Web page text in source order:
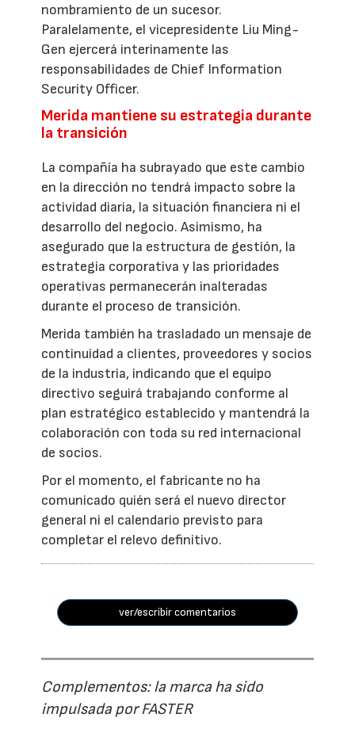
nombramiento de un sucesor.
Paralelamente, el vicepresidente Liu Ming-
Gen ejercerá interinamente las
responsabilidades de Chief Information
Security Officer.
Merida mantiene su estrategia durante
la transición
La compañía ha subrayado que este cambio
en la dirección no tendrá impacto sobre la
actividad diaria, la situación financiera ni el
desarrollo del negocio. Asimismo, ha
asegurado que la estructura de gestión, la
estrategia corporativa y las prioridades
operativas permanecerán inalteradas
durante el proceso de transición.
Merida también ha trasladado un mensaje de
continuidad a clientes, proveedores y socios
de la industria, indicando que el equipo
directivo seguirá trabajando conforme al
plan estratégico establecido y mantendrá la
colaboración con toda su red internacional
de socios.
Por el momento, el fabricante no ha
comunicado quién será el nuevo director
general ni el calendario previsto para
completar el relevo definitivo.
ver/escribir comentarios
Complementos: la marca ha sido
impulsada por FASTER